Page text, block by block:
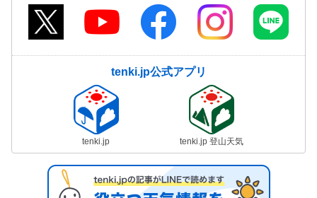
tenki.jp公式アプリ
tenki.jp tenki.jp 登山天気